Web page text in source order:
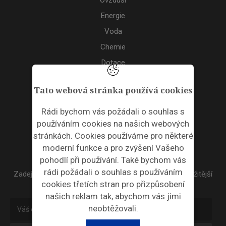
Tato webová stránka používá cookies
Rádi bychom vás požádali o souhlas s
používáním cookies na našich webových
stránkách. Cookies používáme pro některé
moderní funkce a pro zvýšení Vašeho
pohodlí při používání. Také bychom vás
rádi požádali o souhlas s používáním
cookies třetích stran pro přizpůsobení
našich reklam tak, abychom vás jimi
neobtěžovali.
Energie
Voda
Chemie
Dotace
Akce
ODPADNÍ PLASTY
NEWSLETTER
Zadejte váš email a my Vám budeme zasílat ty nejdůležitější
informace, maximálně 1x týdně.